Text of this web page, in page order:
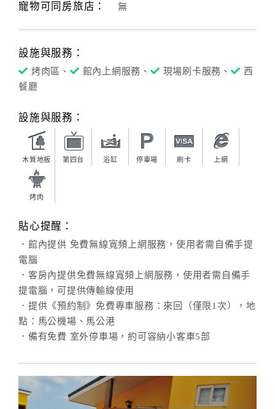
寵物可同房旅店： 無
設施與服務：
烤肉區、 館內上網服務、 現場刷卡服務、
西
餐廳
設施與服務：
木質地板 第四台 浴缸 停車場 刷卡 上網
烤肉
貼心提醒：
．館內提供 免費無線寬頻上網服務，使用者需自備手提
電腦
．客房內提供免費無線寬頻上網服務，使用者需自備手
提電腦，可提供傳輸線使用
．提供《預約制》免費專車服務：來回（僅限1次），地
點：馬公機場、馬公港
．備有免費 室外停車場，約可容納小客車5部